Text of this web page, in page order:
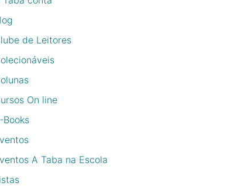
de Leitores
On line
Books
A Taba na Escola